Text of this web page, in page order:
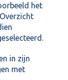
het
in zijn
met